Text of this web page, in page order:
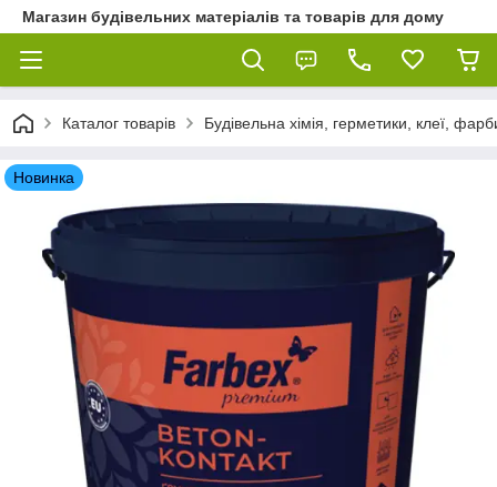
Магазин будівельних матеріалів та товарів для дому
Каталог товарів Будівельна хімія, герметики, клеї,
Новинка